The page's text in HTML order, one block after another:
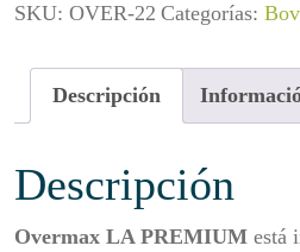
SKU: OVER-22 Categorías:
Descripción
Descripción
Overmax LA PREMIUM está